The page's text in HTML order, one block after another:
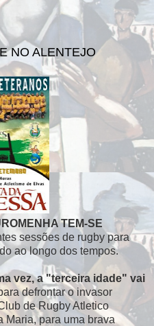
NO ALENTEJO
TEM-SE
sessões de rugby para
ao longo dos tempos.
vez, a "terceira idade" vai
defrontar o invasor
de Rugby Atletico
Maria, para uma brava